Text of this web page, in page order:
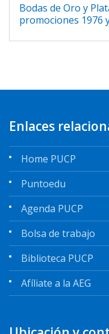
Bodas de Oro y
promociones 1976
Enlaces
Home PUCP
Puntoedu
Agenda PUCP
Bolsa de trabajo
Biblioteca PUCP
Afíliate a la AEG